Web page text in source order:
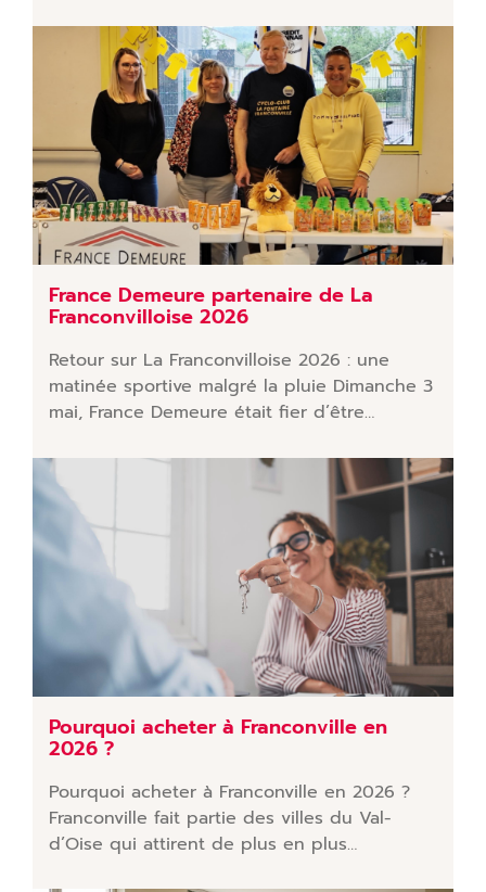
France Demeure partenaire de La
Franconvilloise 2026
Retour sur La Franconvilloise 2026 : une
matinée sportive malgré la pluie Dimanche 3
mai, France Demeure était fier d’être…
Pourquoi acheter à Franconville en
2026 ?
Pourquoi acheter à Franconville en 2026 ?
Franconville fait partie des villes du Val-
d’Oise qui attirent de plus en plus…